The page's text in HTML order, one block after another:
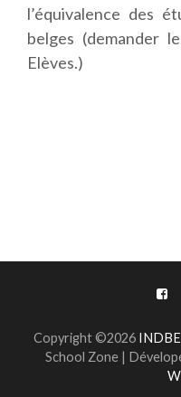
l’équivalence des
belges (demander
Elèves.)
Copyright ©2026
School Zone |